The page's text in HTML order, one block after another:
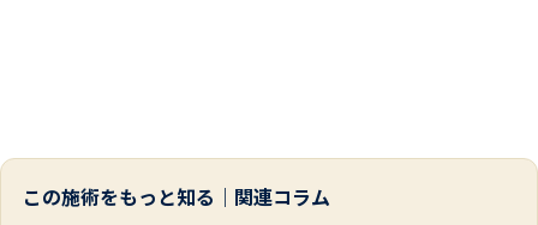
この施術をもっと知る｜関連コラム